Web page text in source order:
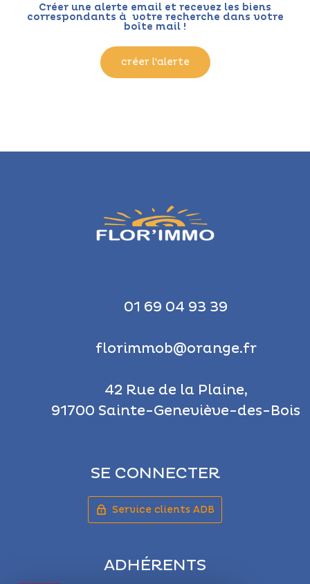
Créer une alerte email et recevez les biens
correspondants à votre recherche dans votre
boîte mail !
créer l'alerte
01 69 04 93 39
florimmob@orange.fr
42 Rue de la Plaine,
91700 Sainte-Geneviève-des-Bois
SE CONNECTER
Service clients ADB
ADHÉRENTS